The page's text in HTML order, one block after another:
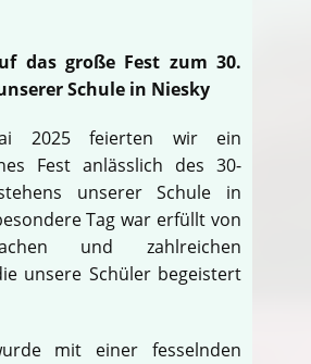
das große Fest zum 30.
Schule in Niesky
2025 feierten wir ein
Fest anlässlich des 30-
unserer Schule in
Tag war erfüllt von
und zahlreichen
unsere Schüler begeistert
mit einer fesselnden